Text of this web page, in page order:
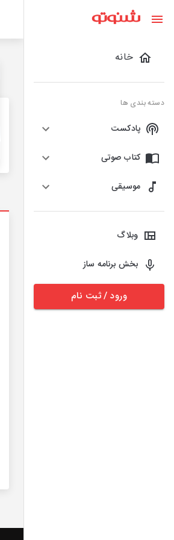
خانه
دسته بندی ها
پادکست
کتاب صوتی
موسیقی
وبلاگ
بخش برنامه ساز
ورود / ثبت نام